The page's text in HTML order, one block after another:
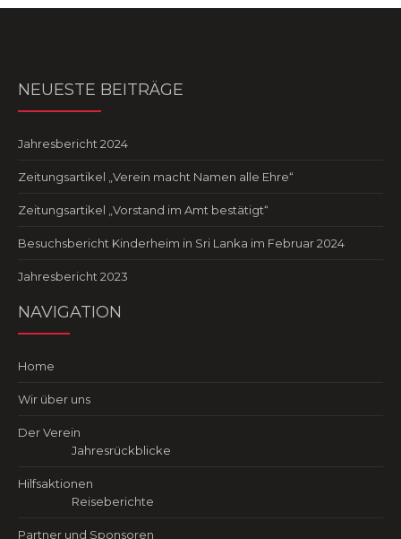
NEUESTE BEITRÄGE
Jahresbericht 2024
Zeitungsartikel „Verein macht Namen alle Ehre“
Zeitungsartikel „Vorstand im Amt bestätigt“
Besuchsbericht Kinderheim in Sri Lanka im Februar 2024
Jahresbericht 2023
NAVIGATION
Home
Wir über uns
Der Verein
Jahresrückblicke
Hilfsaktionen
Reiseberichte
Partner und Sponsoren